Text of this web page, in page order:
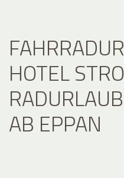
HOTEL
AB EPPAN